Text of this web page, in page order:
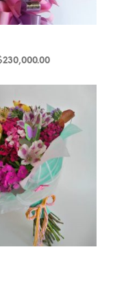
230,000.00Rango
precios:
$208,000.00
hasta
$230,000.00